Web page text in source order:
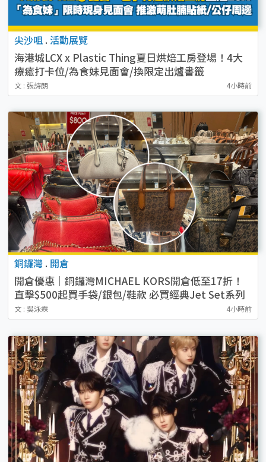
尖沙咀 . 活動展覽
海港城LCX x Plastic Thing夏日烘焙工房登場！4大
療癒打卡位/為食妹見面會/換限定出爐書籤
文 : 張詩朗 4小時前
銅鑼灣 . 開倉
開倉優惠｜銅鑼灣MICHAEL KORS開倉低至17折！
直擊$500起買手袋/銀包/鞋款 必買經典Jet Set系列
文 : 吳泳霖 4小時前